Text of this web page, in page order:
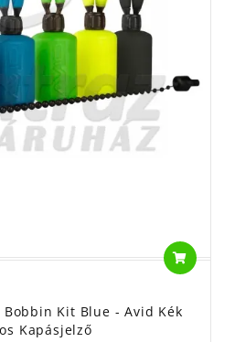
Bobbin Kit Blue - Avid Kék
Kapásjelző